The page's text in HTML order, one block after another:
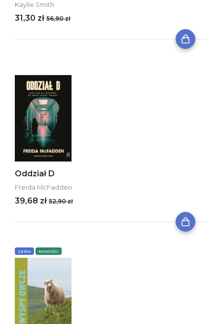
Kaylie Smith
31,30 zł 56,90 zł
Oddział D
Freida McFadden
39,68 zł 52,90 zł
SERIA NOWOŚCI